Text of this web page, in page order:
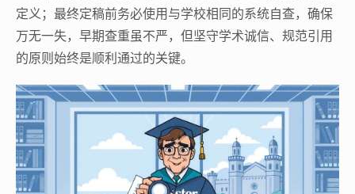
定义；最终定稿前务必使用与学校相同的系统自查，确保
万无一失，早期查重虽不严，但坚守学术诚信、规范引用
的原则始终是顺利通过的关键。